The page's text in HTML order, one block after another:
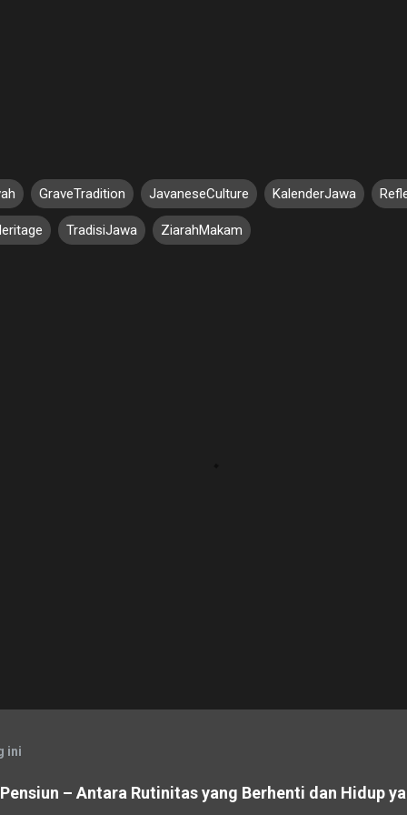
GraveTradition JavaneseCulture KalenderJawa
TradisiJawa ZiarahMakam
ini
– Antara Rutinitas yang Berhenti dan Hidup